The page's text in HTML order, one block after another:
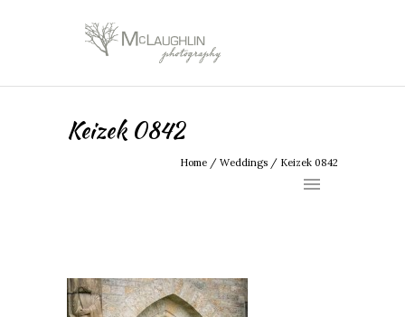
Keizek 0842
Home / Weddings / Keizek 0842